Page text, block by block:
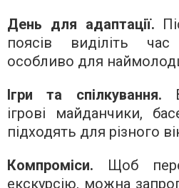
День для адаптації.
поясів виділіть
особливо для
Ігри та спілкування.
ігрові майданчики,
підходять для різного
Компроміси. Щоб
екскурсію, можна